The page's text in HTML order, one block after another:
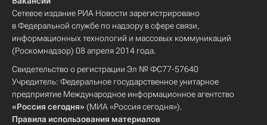
Сетевое издание РИА Новости зарегистрировано
в Федеральной службе по надзору в сфере связи,
информационных технологий и массовых коммуникаций
(Роскомнадзор) 08 апреля 2014 года.
Свидетельство о регистрации Эл № ФС77-57640
Учредитель: Федеральное государственное унитарное
предприятие Международное информационное агентство
«Россия сегодня» (МИА «Россия сегодня»).
Правила использования материалов